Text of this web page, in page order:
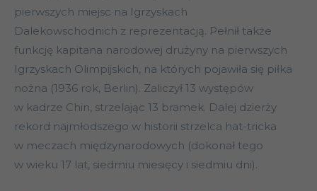
pierwszych miejsc na Igrzyskach
Dalekowschodnich z reprezentacją. Pełnił także
funkcję kapitana narodowej drużyny na pierwszych
Igrzyskach Olimpijskich, na których pojawiła się piłka
nożna (1936 rok, Berlin). Zaliczył 13 występów
w kadrze Chin, strzelając 13 bramek. Dalej dzierży
rekord najmłodszego w historii strzelca hat-tricka
w meczach międzynarodowych (dokonał tego
w wieku 17 lat, siedmiu miesięcy i siedmiu dni).